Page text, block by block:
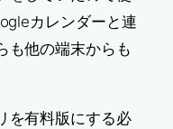
カレンダーと連
も他の端末からも
を有料版にする必